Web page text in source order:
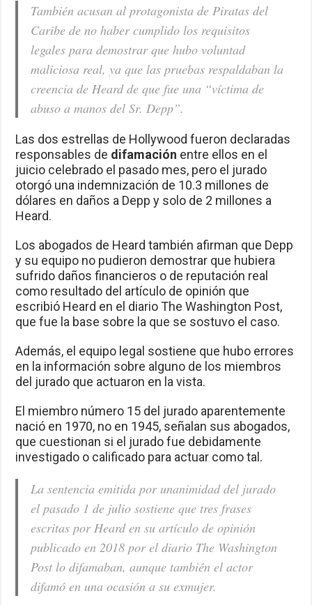
También acusan al protagonista de Piratas del
Caribe de no haber cumplido los requisitos
legales para demostrar que hubo voluntad
maliciosa real, ya que las pruebas respaldaban la
creencia de Heard de que fue una “víctima de
abuso a manos del Sr. Depp”.
Las dos estrellas de Hollywood fueron declaradas
responsables de difamación entre ellos en el
juicio celebrado el pasado mes, pero el jurado
otorgó una indemnización de 10.3 millones de
dólares en daños a Depp y solo de 2 millones a
Heard.
Los abogados de Heard también afirman que Depp
y su equipo no pudieron demostrar que hubiera
sufrido daños financieros o de reputación real
como resultado del artículo de opinión que
escribió Heard en el diario The Washington Post,
que fue la base sobre la que se sostuvo el caso.
Además, el equipo legal sostiene que hubo errores
en la información sobre alguno de los miembros
del jurado que actuaron en la vista.
El miembro número 15 del jurado aparentemente
nació en 1970, no en 1945, señalan sus abogados,
que cuestionan si el jurado fue debidamente
investigado o calificado para actuar como tal.
La sentencia emitida por unanimidad del jurado
el pasado 1 de julio sostiene que tres frases
escritas por Heard en su artículo de opinión
publicado en 2018 por el diario The Washington
Post lo difamaban, aunque también el actor
difamó en una ocasión a su exmujer.